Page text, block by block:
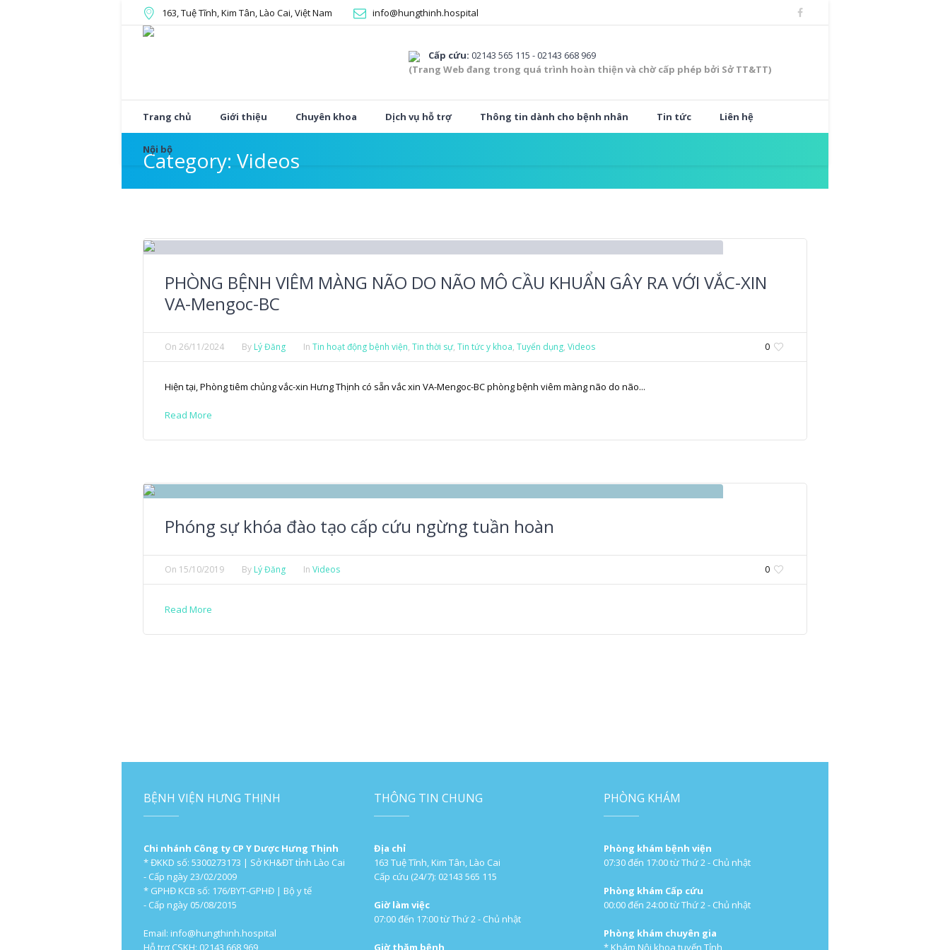
163, Tuệ Tĩnh, Kim Tân, Lào Cai, Việt Nam info@hungthinh.hospital
Cấp cứu: 02143 565 115 - 02143 668 969
(Trang Web đang trong quá trình hoàn thiện và chờ cấp phép bởi Sở TT&TT)
Trang chủ Giới thiệu Chuyên khoa Dịch vụ hỗ trợ Thông tin dành cho bệnh nhân Tin tức Liên hệ
Nội bộ
Category: Videos
PHÒNG BỆNH VIÊM MÀNG NÃO DO NÃO MÔ CẦU KHUẨN GÂY RA VỚI VẮC-XIN
VA-Mengoc-BC
0
On 26/11/2024 By Lý Đăng In Tin hoạt động bệnh viện, Tin thời sự, Tin tức y khoa, Tuyển dụng, Videos
Hiện tại, Phòng tiêm chủng vắc-xin Hưng Thịnh có sẵn vắc xin VA-Mengoc-BC phòng bệnh viêm màng não do não...
Read More
Phóng sự khóa đào tạo cấp cứu ngừng tuần hoàn
0
On 15/10/2019 By Lý Đăng In Videos
Read More
BỆNH VIỆN HƯNG THỊNH
Chi nhánh Công ty CP Y Dược Hưng Thịnh
* ĐKKD số: 5300273173 | Sở KH&ĐT tỉnh Lào Cai
- Cấp ngày 23/02/2009
* GPHĐ KCB số: 176/BYT-GPHĐ | Bộ y tế
- Cấp ngày 05/08/2015
Email: info@hungthinh.hospital
Hỗ trợ CSKH: 02143 668 969
THÔNG TIN CHUNG
Địa chỉ
163 Tuệ Tĩnh, Kim Tân, Lào Cai
Cấp cứu (24/7): 02143 565 115
Giờ làm việc
07:00 đến 17:00 từ Thứ 2 - Chủ nhật
Giờ thăm bệnh
PHÒNG KHÁM
Phòng khám bệnh viện
07:30 đến 17:00 từ Thứ 2 - Chủ nhật
Phòng khám Cấp cứu
00:00 đến 24:00 từ Thứ 2 - Chủ nhật
Phòng khám chuyên gia
* Khám Nội khoa tuyến Tỉnh